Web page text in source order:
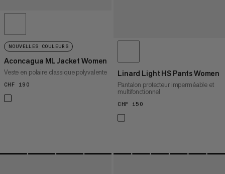
NOUVELLES COULEURS
Aconcagua ML Jacket Women
Veste en polaire classique polyvalente
CHF 190
Linard Light HS Pants Women
Pantalon protecteur imperméable et
multifonctionnel
CHF 150